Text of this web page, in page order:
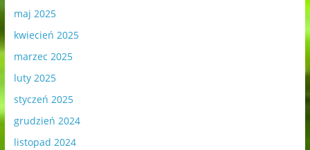
maj 2025
kwiecień 2025
marzec 2025
luty 2025
styczeń 2025
grudzień 2024
listopad 2024